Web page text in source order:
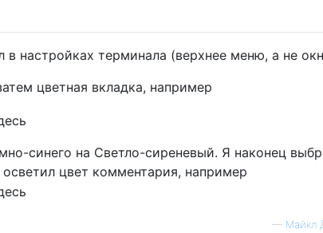
настройках терминала (верхнее меню, а не
цветная вкладка, например
синего на Светло-сиреневый. Я наконец
цвет комментария, например
— Майкл